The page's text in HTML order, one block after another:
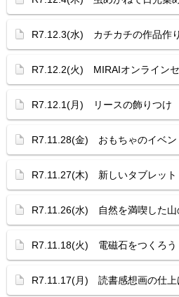
R7.12.3(水) カチカチの作品作り
R7.12.2(火) MIRAIオンライン
R7.12.1(月) リースの飾りつけ
R7.11.28(金) おもちゃのイベン
R7.11.27(木) 新しいタブレット
R7.11.26(水) 自然を満喫した山
R7.11.18(火) 電磁石をつくろう
R7.11.17(月) 読書感想画の仕上